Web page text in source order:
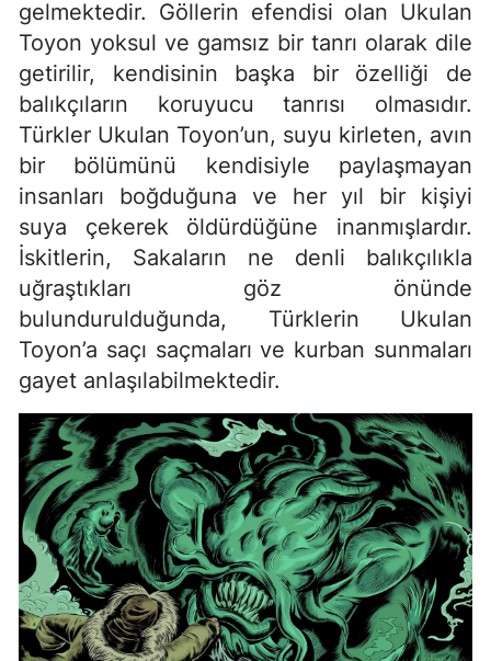
gelmektedir. Göllerin efendisi olan Ukulan
Toyon yoksul ve gamsız bir tanrı olarak dile
getirilir, kendisinin başka bir özelliği de
balıkçıların koruyucu tanrısı olmasıdır.
Türkler Ukulan Toyon’un, suyu kirleten, avın
bir bölümünü kendisiyle paylaşmayan
insanları boğduğuna ve her yıl bir kişiyi
suya çekerek öldürdüğüne inanmışlardır.
İskitlerin, Sakaların ne denli balıkçılıkla
uğraştıkları göz önünde
bulundurulduğunda, Türklerin Ukulan
Toyon’a saçı saçmaları ve kurban sunmaları
gayet anlaşılabilmektedir.